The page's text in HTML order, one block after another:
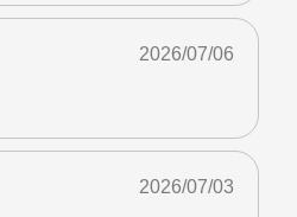
2026/07/06
2026/07/03